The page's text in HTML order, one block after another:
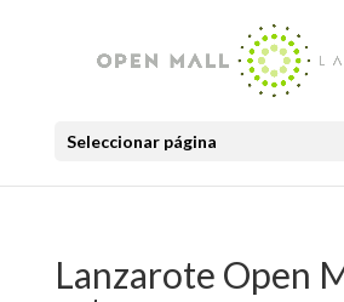
Seleccionar página
Lanzarote Open